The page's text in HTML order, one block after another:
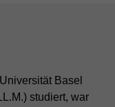
Basel
studiert, war